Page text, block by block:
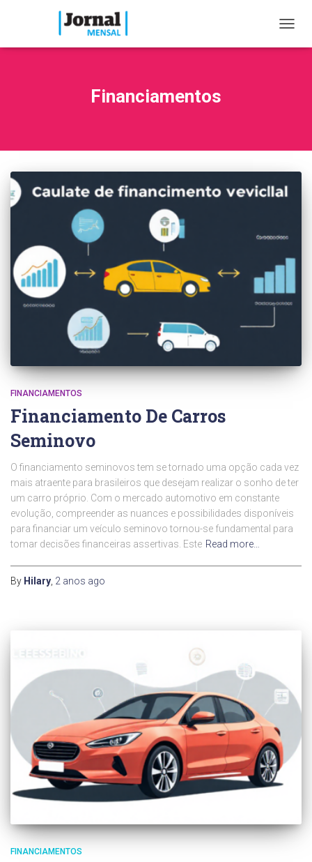
Financiamentos
FINANCIAMENTOS
Financiamento De Carros
Seminovo
O financiamento seminovos tem se tornado uma opção cada vez
mais atraente para brasileiros que desejam realizar o sonho de ter
um carro próprio. Com o mercado automotivo em constante
evolução, compreender as nuances e possibilidades disponíveis
para financiar um veículo seminovo tornou-se fundamental para
tomar decisões financeiras assertivas. Este Read more…
By Hilary 2 anos ago
FINANCIAMENTOS